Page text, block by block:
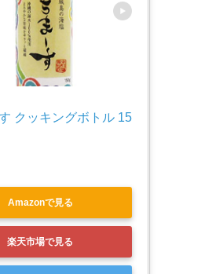
クッキングボトル 15
Amazonで見る
楽天市場で見る